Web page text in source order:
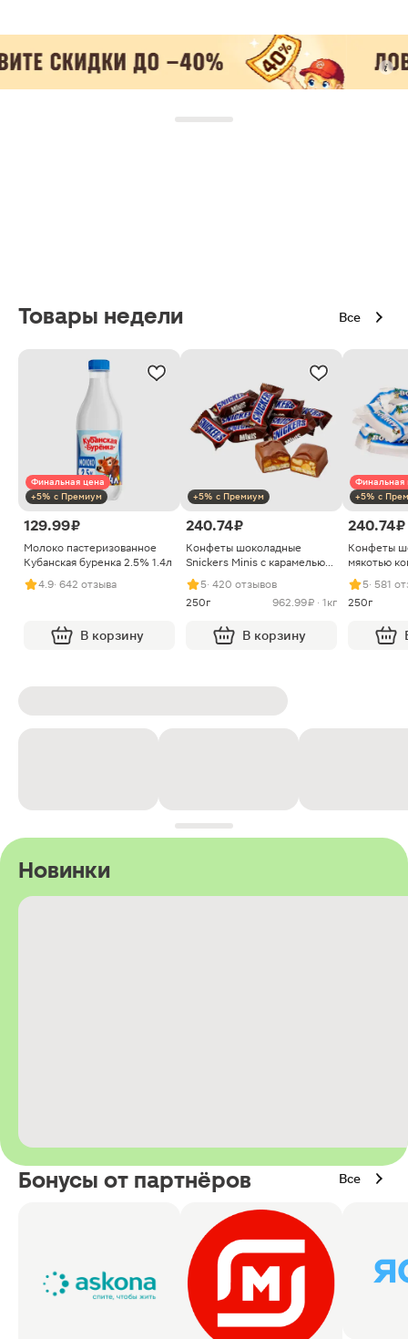
Товары недели Все
Финальная цена
+5% с Премиум
129.99 ₽
Молоко пастеризованное
Кубанская буренка 2.5% 1.4л
4.9· 642 отзыва
В корзину
+5% с Премиум
240.74 ₽
Конфеты шоколадные
Snickers Minis с карамелью
арахисом и нугой
5· 420 отзывов
250г
962.99 ₽ · 1кг
В корзину
Финальная
+5% с
240.74 ₽
Конфеты
мякотью
5· 581
250г
Новинки
Бонусы от партнёров Все